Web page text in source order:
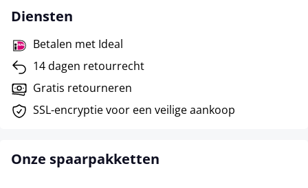
Diensten
Betalen met Ideal
14 dagen retourrecht
Gratis retourneren
SSL-encryptie voor een veilige aankoop
Onze spaarpakketten